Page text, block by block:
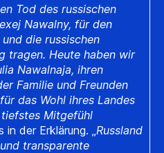
Tod des russischen
Nawalny, für den
und die russischen
tragen. Heute haben wir
Nawalnaja, ihren
Familie und Freunden
das Wohl ihres Landes
Mitgefühl
in der Erklärung. „ Russland
transparente